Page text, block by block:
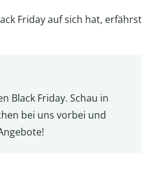
Friday auf sich hat, erfährst
Black Friday. Schau in
bei uns vorbei und